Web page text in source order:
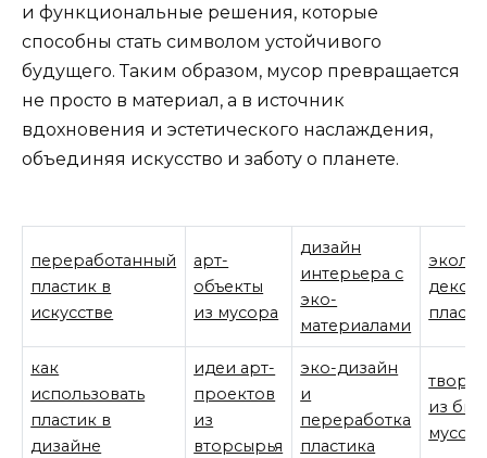
и функциональные решения, которые
способны стать символом устойчивого
будущего. Таким образом, мусор превращается
не просто в материал, а в источник
вдохновения и эстетического наслаждения,
объединяя искусство и заботу о планете.
переработанный
пластик в
искусстве
арт-
объекты
из мусора
дизайн
интерьера с
эко-
материалами
декор
как
использовать
пластик в
дизайне
идеи арт-
проектов
из
вторсырья
эко-дизайн
и
переработка
пластика
из